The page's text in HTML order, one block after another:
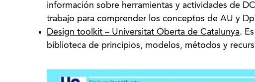
información sobre herramientas y actividades de
trabajo para comprender los conceptos de AU y
Design toolkit – Universitat Oberta de Catalunya.
biblioteca de principios, modelos, métodos y